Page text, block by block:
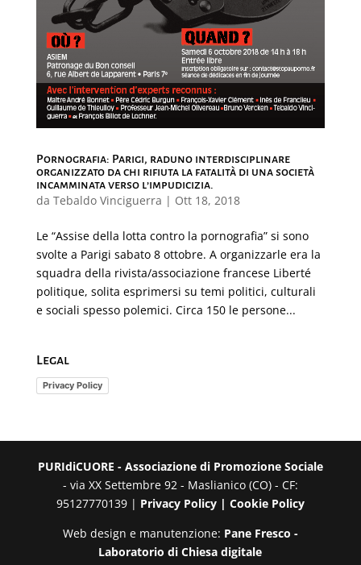
Pornografia: Parigi, raduno interdisciplinare
organizzato da chi rifiuta la fatalità di una società
incamminata verso l’impudicizia.
da Tebaldo Vinciguerra | Ott 18, 2018
Le “Assise della lotta contro la pornografia” si sono
svolte a Parigi sabato 8 ottobre. A organizzarle era la
squadra della rivista/associazione francese Liberté
politique, solita esprimersi su temi politici, culturali
e sociali spesso polemici. Circa 150 le persone...
Legal
Privacy Policy
PURIdiCUORE - Associazione di Promozione Sociale
- via XX Settembre 92 - Maslianico (CO) - CF:
95127770139 | Privacy Policy | Cookie Policy
Web design e manutenzione: Pane Fresco -
Laboratorio di Chiesa digitale